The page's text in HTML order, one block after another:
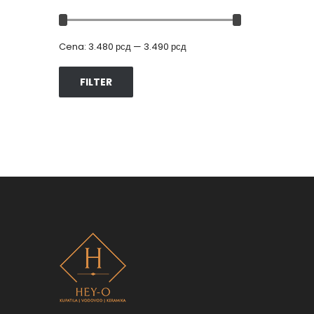
FILTER
Cena: 3.480 рсд — 3.490 рсд